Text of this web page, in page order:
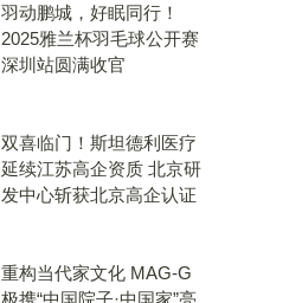
羽动鹏城，好眠同行！
2025雅兰杯羽毛球公开赛
深圳站圆满收官
双喜临门！斯坦德利医疗
延续江苏高企资质 北京研
发中心斩获北京高企认证
重构当代家文化 MAG-G
极携“中国院子·中国家”亮